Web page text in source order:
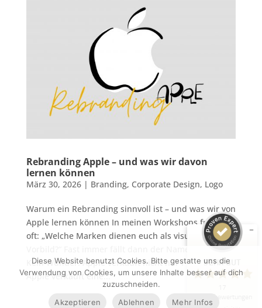
Rebranding Apple – und was wir davon
lernen können
März 30, 2026| Branding, Corporate Design, Logo
Warum ein Rebranding sinnvoll ist – und was wir von
Apple lernen können In meinen Workshops frage ich
oft: „Welche Marken dienen euch als visuelles
Vorbild?“ Fast immer fällt dann der Name Apple.
Kein Wunder: Apple verkauft nicht nur Produkte –
Apple verkauft eine...
Diese Website benutzt Cookies. Bitte gestatte uns die
Verwendung von Cookies, um unsere Inhalte besser auf dich
zuzuschneiden.
Akzeptieren
Ablehnen Mehr Infos
SEHR GUT
KRISTIN-S Visuelle Kommunikation
100
%
ProvenExpert.com
SEHR GUT
5,00
/
5,00
5
ProvenExpert.com
12
Bewertungen von
1
anderen Quelle